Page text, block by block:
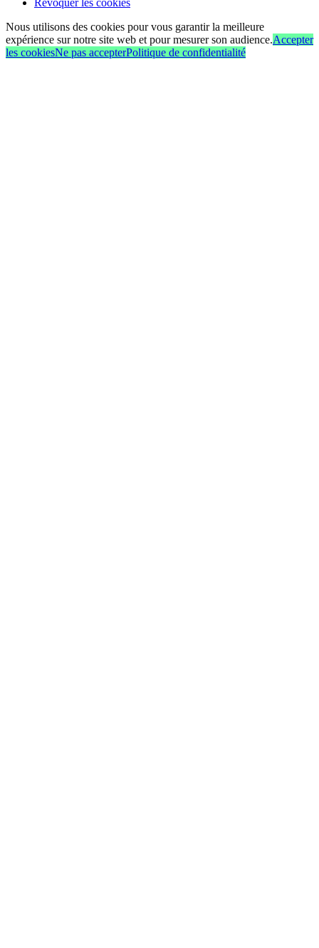
Nous utilisons des cookies pour vous garantir la meilleure
expérience sur notre site web et pour mesurer son audience.Accepter
les cookiesNe pas accepterPolitique de confidentialité